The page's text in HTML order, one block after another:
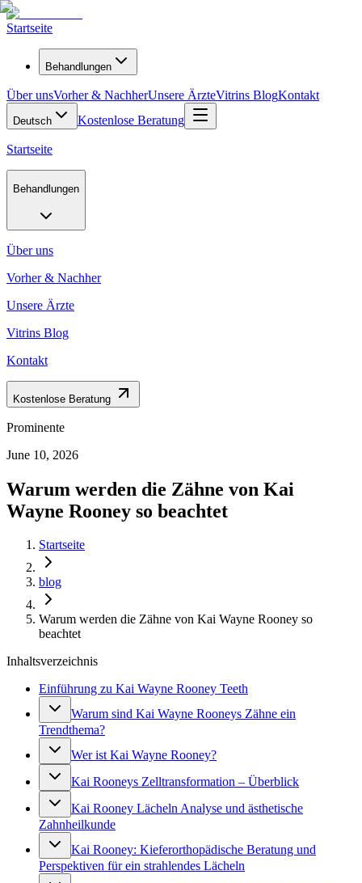
Startseite
Behandlungen
Über unsVorher & NachherUnsere ÄrzteVitrins BlogKontakt
Deutsch Kostenlose Beratung
Startseite
Behandlungen
Über uns
Vorher & Nachher
Unsere Ärzte
Vitrins Blog
Kontakt
Kostenlose Beratung
Prominente
June 10, 2026
Warum werden die Zähne von Kai
Wayne Rooney so beachtet
Startseite
blog
Warum werden die Zähne von Kai Wayne Rooney so
beachtet
Inhaltsverzeichnis
Einführung zu Kai Wayne Rooney Teeth
Warum sind Kai Wayne Rooneys Zähne ein
Trendthema?
Wer ist Kai Wayne Rooney?
Kai Rooneys Zelltransformation – Überblick
Kai Rooney Lächeln Analyse und ästhetische
Zahnheilkunde
Kai Rooney: Kieferorthopädische Beratung und
Perspektiven für ein strahlendes Lächeln